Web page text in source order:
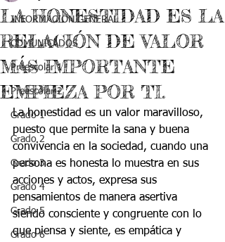
INFORMACIÓN GENERAL
COMUNICADOS
Preescolar 1
Preescolar 2
Grado 1
Grado 2
Grado 3
Grado 4
Grado 5
Grado 6
LA HONESTIDAD ES LA
RELACIÓN DE VALOR
MÁS IMPORTANTE
EMPIEZA POR TI.
La honestidad es un valor maravilloso,
puesto que permite la sana y buena
convivencia en la sociedad, cuando una
persona es honesta lo muestra en sus
acciones y actos, expresa sus
pensamientos de manera asertiva
siendo consciente y congruente con lo
que piensa y siente, es empática y